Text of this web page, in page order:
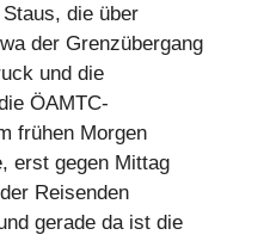
die über
der Grenzübergang
und die
ÖAMTC-
frühen Morgen
erst gegen Mittag
Reisenden
gerade da ist die